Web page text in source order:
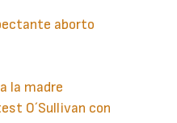
aborto
la madre
O´Sullivan con